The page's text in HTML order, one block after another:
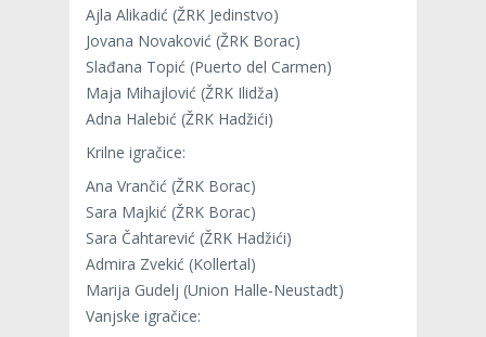
Ajla Alikadić (ŽRK Jedinstvo)
Jovana Novaković (ŽRK Borac)
Slađana Topić (Puerto del Carmen)
Maja Mihajlović (ŽRK Ilidža)
Adna Halebić (ŽRK Hadžići)
Krilne igračice:
Ana Vrančić (ŽRK Borac)
Sara Majkić (ŽRK Borac)
Sara Čahtarević (ŽRK Hadžići)
Admira Zvekić (Kollertal)
Marija Gudelj (Union Halle-Neustadt)
Vanjske igračice: